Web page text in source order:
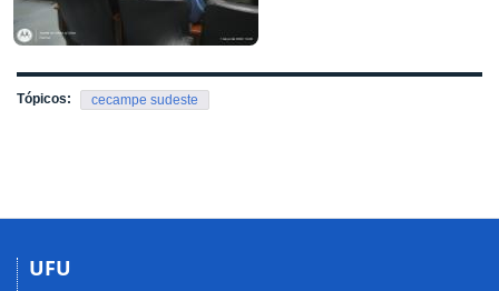
Tópicos: cecampe sudeste
UFU